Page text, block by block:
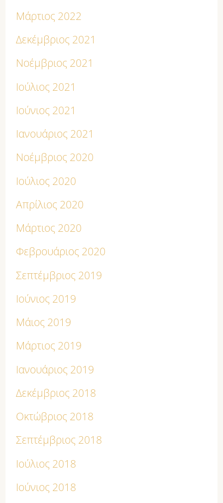
Μάρτιος 2022
Δεκέμβριος 2021
Νοέμβριος 2021
Ιούλιος 2021
Ιούνιος 2021
Ιανουάριος 2021
Νοέμβριος 2020
Ιούλιος 2020
Απρίλιος 2020
Μάρτιος 2020
Φεβρουάριος 2020
Σεπτέμβριος 2019
Ιούνιος 2019
Μάιος 2019
Μάρτιος 2019
Ιανουάριος 2019
Δεκέμβριος 2018
Οκτώβριος 2018
Σεπτέμβριος 2018
Ιούλιος 2018
Ιούνιος 2018